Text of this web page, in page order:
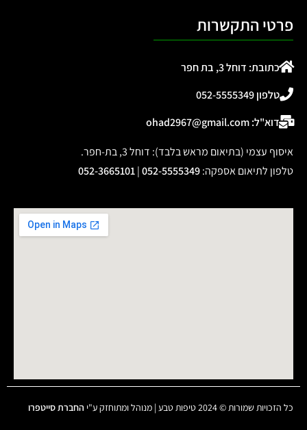
פרטי התקשרות
כתובת: דוחל 3, בת חפר
טלפון 052-5555349
דוא"ל: ohad2967@gmail.com
איסוף עצמי (בתיאום מראש בלבד): דוחל 3, בת-חפר.
טלפון לתיאום אספקה:
052-5555349
|
052-3665101
כל הזכויות שמורות © 2024 טיפות טבע | מנוהל ומתוחזק ע"י החברת סייטפרו